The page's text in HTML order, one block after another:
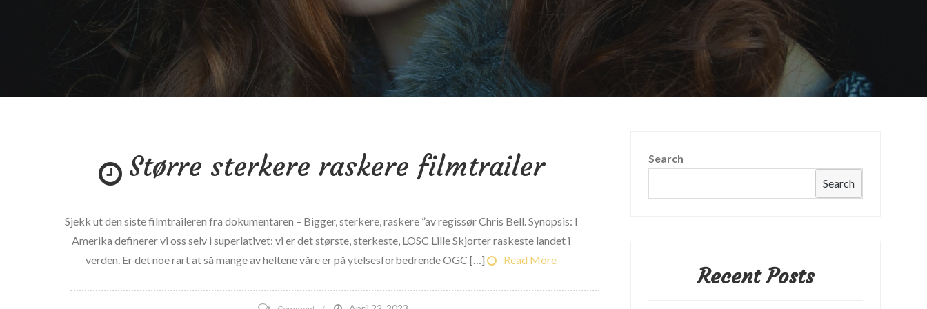
Større sterkere raskere filmtrailer
Sjekk ut den siste filmtraileren fra dokumentaren – Bigger, sterkere, raskere ”av regissør Chris Bell. Synopsis: I
Amerika definerer vi oss selv i superlativet: vi er det største, sterkeste, LOSC Lille Skjorter raskeste landet i
verden. Er det noe rart at så mange av heltene våre er på ytelsesforbedrende OGC […]
Read More
on
Search
Search
Recent Posts